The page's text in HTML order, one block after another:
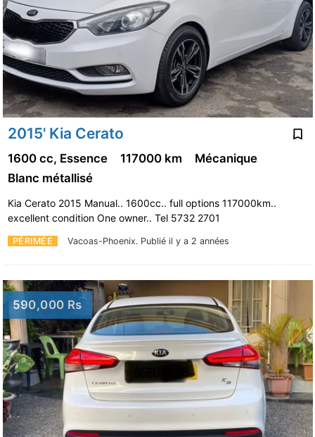
2015' Kia Cerato
PÉRIMÉE Vacoas-Phoenix. Publié il y a 2 années
1600 cc, Essence 117000 km
Mécanique
Blanc métallisé
Kia Cerato 2015 Manual.. 1600cc.. full options 117000km..
excellent condition One owner.. Tel 5732 2701
590,000 Rs